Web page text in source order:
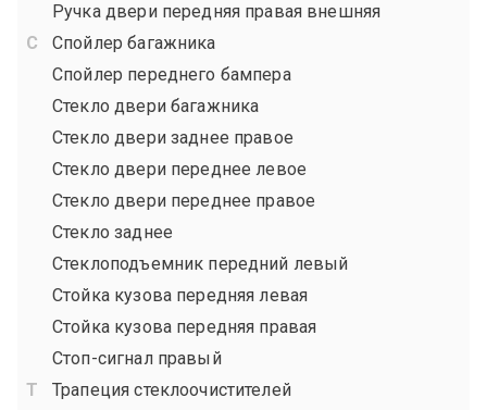
Ручка двери передняя правая внешняя
Спойлер багажника
Спойлер переднего бампера
Стекло двери багажника
Стекло двери заднее правое
Стекло двери переднее левое
Стекло двери переднее правое
Стекло заднее
Стеклоподъемник передний левый
Стойка кузова передняя левая
Стойка кузова передняя правая
Стоп-сигнал правый
Трапеция стеклоочистителей